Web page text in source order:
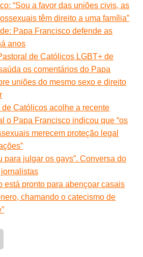
“Sou a favor das uniões civis, as
têm direito a uma família”
Papa Francisco defende as
anos
de Católicos LGBT+ de
os comentários do Papa
uniões do mesmo sexo e direito
Católicos acolhe a recente
o Papa Francisco indicou que “os
merecem proteção legal
para julgar os gays”. Conversa do
está pronto para abençoar casais
chamando o catecismo de